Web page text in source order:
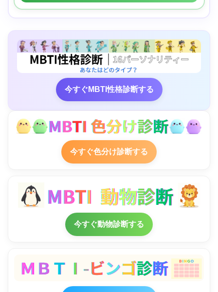
今すぐMBTI性格診断する
今すぐ色分け診断する
今すぐ動物診断する